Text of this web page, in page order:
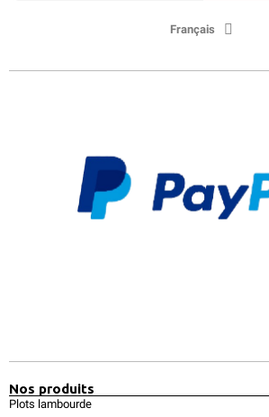
Français
Nos produits
Plots lambourde